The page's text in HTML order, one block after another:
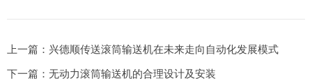
上一篇： 兴德顺传送滚筒输送机在未来走向自动化发展模式
下一篇： 无动力滚筒输送机的合理设计及安装